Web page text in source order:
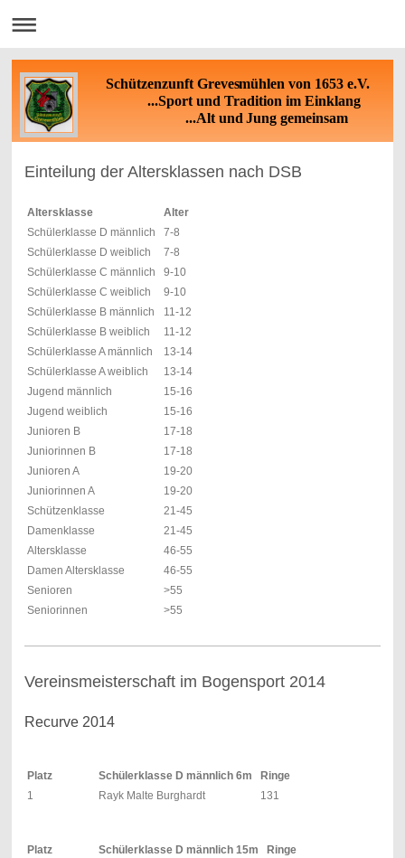
Schützenzunft Grevesmühlen von 1653 e.V.
...Sport und Tradition im Einklang
...Alt und Jung gemeinsam
Einteilung der Altersklassen nach DSB
Altersklasse
Alter
Schülerklasse D männlich
7-8
Schülerklasse D weiblich
7-8
Schülerklasse C männlich
9-10
Schülerklasse C weiblich
9-10
Schülerklasse B männlich
11-12
Schülerklasse B weiblich
11-12
Schülerklasse A männlich
13-14
Schülerklasse A weiblich
13-14
Jugend männlich
15-16
Jugend weiblich
15-16
Junioren B
17-18
Juniorinnen B
17-18
Junioren A
19-20
Juniorinnen A
19-20
Schützenklasse
21-45
Damenklasse
21-45
Altersklasse
46-55
Damen Altersklasse
46-55
Senioren
>55
Seniorinnen
>55
Vereinsmeisterschaft im Bogensport 2014
Recurve 2014
Platz Schülerklasse D männlich 6m
Ringe
1
Rayk Malte Burghardt 131
Platz Schülerklasse D männlich 15m
Ringe